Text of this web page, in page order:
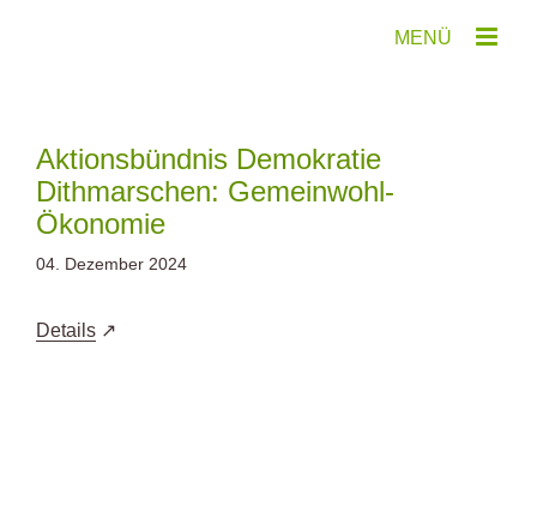
Aktionsbündnis Demokratie
Dithmarschen: Gemeinwohl-
Ökonomie
04. Dezember 2024
Details